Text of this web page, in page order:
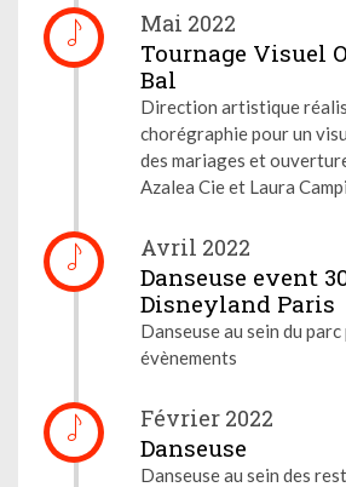
Mai 2022
Tournage Visuel
Bal
Direction artistique
chorégraphie pour un
des mariages et
Azalea Cie et Laura
Avril 2022
Danseuse event
Disneyland Paris
Danseuse au sein du
évènements
Février 2022
Danseuse
Danseuse au sein des